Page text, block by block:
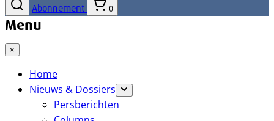
Abonnement 0
Menu
×
Home
Nieuws & Dossiers
Persberichten